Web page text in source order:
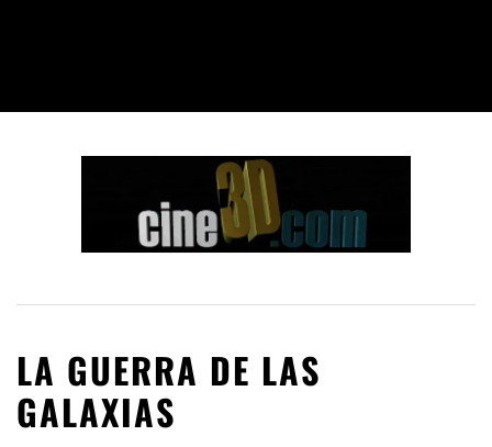
LA GUERRA DE LAS
GALAXIAS